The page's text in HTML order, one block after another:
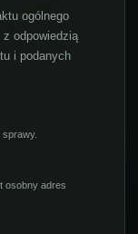
ogólnego
z odpowiedzią
i podanych
osobny adres